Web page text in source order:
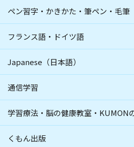
ペン習字・かきかた・筆ペン・毛筆
フランス語・ドイツ語
Japanese（日本語）
通信学習
学習療法・脳の健康教室・KUMON
くもん出版